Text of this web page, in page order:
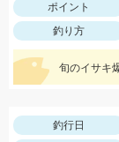
ポイント
釣り方
釣行日